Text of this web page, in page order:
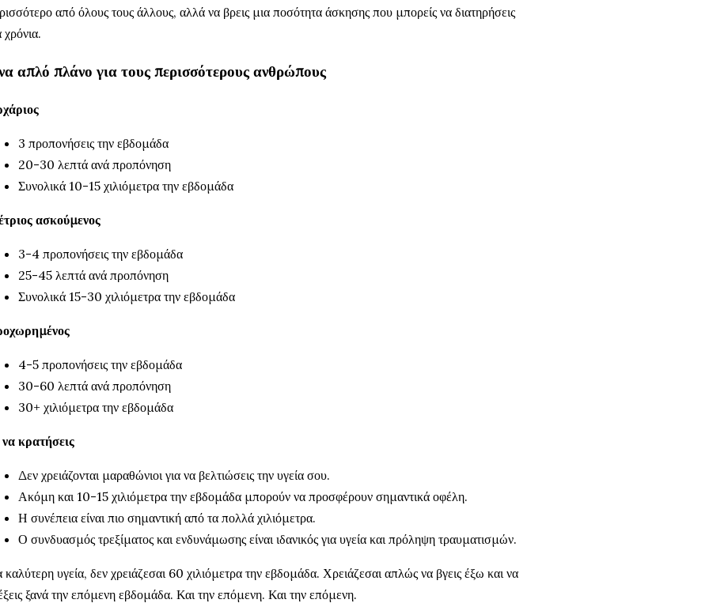
από όλους τους άλλους, αλλά να βρεις μια ποσότητα άσκησης που μπορείς να διατηρήσεις
χρόνια.
απλό πλάνο για τους περισσότερους ανθρώπους
3 προπονήσεις την εβδομάδα
20-30 λεπτά ανά προπόνηση
Συνολικά 10-15 χιλιόμετρα την εβδομάδα
ασκούμενος
3-4 προπονήσεις την εβδομάδα
25-45 λεπτά ανά προπόνηση
Συνολικά 15-30 χιλιόμετρα την εβδομάδα
4-5 προπονήσεις την εβδομάδα
30-60 λεπτά ανά προπόνηση
30+ χιλιόμετρα την εβδομάδα
κρατήσεις
Δεν χρειάζονται μαραθώνιοι για να βελτιώσεις την υγεία σου.
Ακόμη και 10-15 χιλιόμετρα την εβδομάδα μπορούν να προσφέρουν σημαντικά οφέλη.
Η συνέπεια είναι πιο σημαντική από τα πολλά χιλιόμετρα.
Ο συνδυασμός τρεξίματος και ενδυνάμωσης είναι ιδανικός για υγεία και πρόληψη τραυματισμών.
καλύτερη υγεία, δεν χρειάζεσαι 60 χιλιόμετρα την εβδομάδα. Χρειάζεσαι απλώς να βγεις έξω και να
ξανά την επόμενη εβδομάδα. Και την επόμενη. Και την επόμενη.